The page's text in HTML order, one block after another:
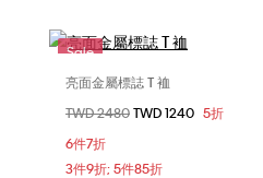
Sale
XS
S
亮面金屬標誌 T 裇
價格扣減從
TWD 2480至
TWD 1240 5折
6件7折
3件9折; 5件85折